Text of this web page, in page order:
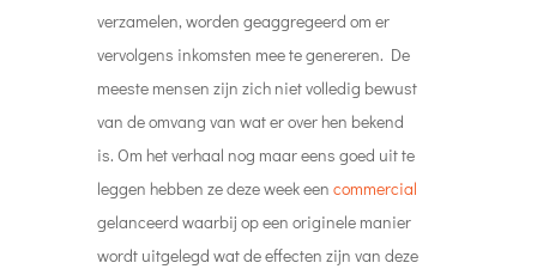
verzamelen, worden geaggregeerd om er
vervolgens inkomsten mee te genereren. De
meeste mensen zijn zich niet volledig bewust
van de omvang van wat er over hen bekend
is. Om het verhaal nog maar eens goed uit te
leggen hebben ze deze week een commercial
gelanceerd waarbij op een originele manier
wordt uitgelegd wat de effecten zijn van deze